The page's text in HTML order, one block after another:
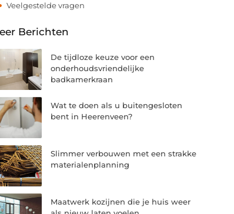
Veelgestelde vragen
Berichten
De tijdloze keuze voor een
onderhoudsvriendelijke
badkamerkraan
Wat te doen als u buitengesloten
bent in Heerenveen?
Slimmer verbouwen met een strakke
materialenplanning
Maatwerk kozijnen die je huis weer